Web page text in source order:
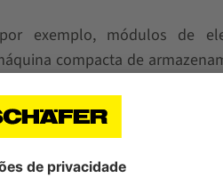
exemplo, módulos de
compacta de
que as soluções estáticas.
ser utilizados ao mesmo
integrada aos
estáticas.